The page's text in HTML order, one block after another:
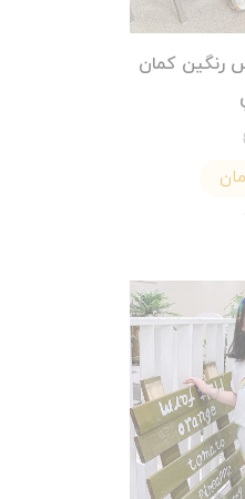
رنگين كمان